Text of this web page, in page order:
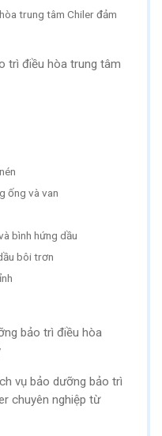
trung tâm Chiler đảm
trì điều hòa trung tâm
ống và van
bình hứng dầu
bôi trơn
bảo trì điều hòa
vụ bảo dưỡng bảo trì
chuyên nghiệp từ